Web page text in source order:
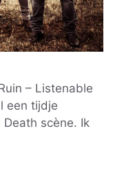
– Listenable
een tijdje
scène. Ik